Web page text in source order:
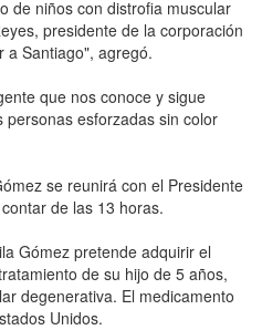
de niños con distrofia muscular
presidente de la corporación
a Santiago", agregó.
que nos conoce y sigue
esforzadas sin color
se reunirá con el Presidente
de las 13 horas.
Gómez pretende adquirir el
de su hijo de 5 años,
degenerativa. El medicamento
Unidos.